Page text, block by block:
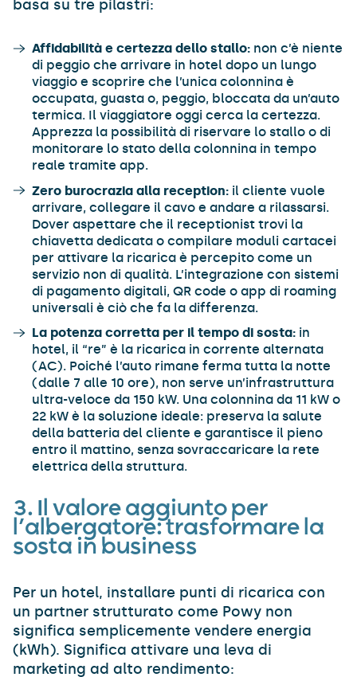
basa su tre pilastri:
Affidabilità e certezza dello stallo: non c’è niente
di peggio che arrivare in hotel dopo un lungo
viaggio e scoprire che l’unica colonnina è
occupata, guasta o, peggio, bloccata da un’auto
termica. Il viaggiatore oggi cerca la certezza.
Apprezza la possibilità di riservare lo stallo o di
monitorare lo stato della colonnina in tempo
reale tramite app.
Zero burocrazia alla reception: il cliente vuole
arrivare, collegare il cavo e andare a rilassarsi.
Dover aspettare che il receptionist trovi la
chiavetta dedicata o compilare moduli cartacei
per attivare la ricarica è percepito come un
servizio non di qualità. L’integrazione con sistemi
di pagamento digitali, QR code o app di roaming
universali è ciò che fa la differenza.
La potenza corretta per il tempo di sosta: in
hotel, il “re” è la ricarica in corrente alternata
(AC). Poiché l’auto rimane ferma tutta la notte
(dalle 7 alle 10 ore), non serve un’infrastruttura
ultra-veloce da 150 kW. Una colonnina da 11 kW o
22 kW è la soluzione ideale: preserva la salute
della batteria del cliente e garantisce il pieno
entro il mattino, senza sovraccaricare la rete
elettrica della struttura.
3. Il valore aggiunto per
l’albergatore: trasformare la
sosta in business
Per un hotel, installare punti di ricarica con
un partner strutturato come Powy non
significa semplicemente vendere energia
(kWh). Significa attivare una leva di
marketing ad alto rendimento: